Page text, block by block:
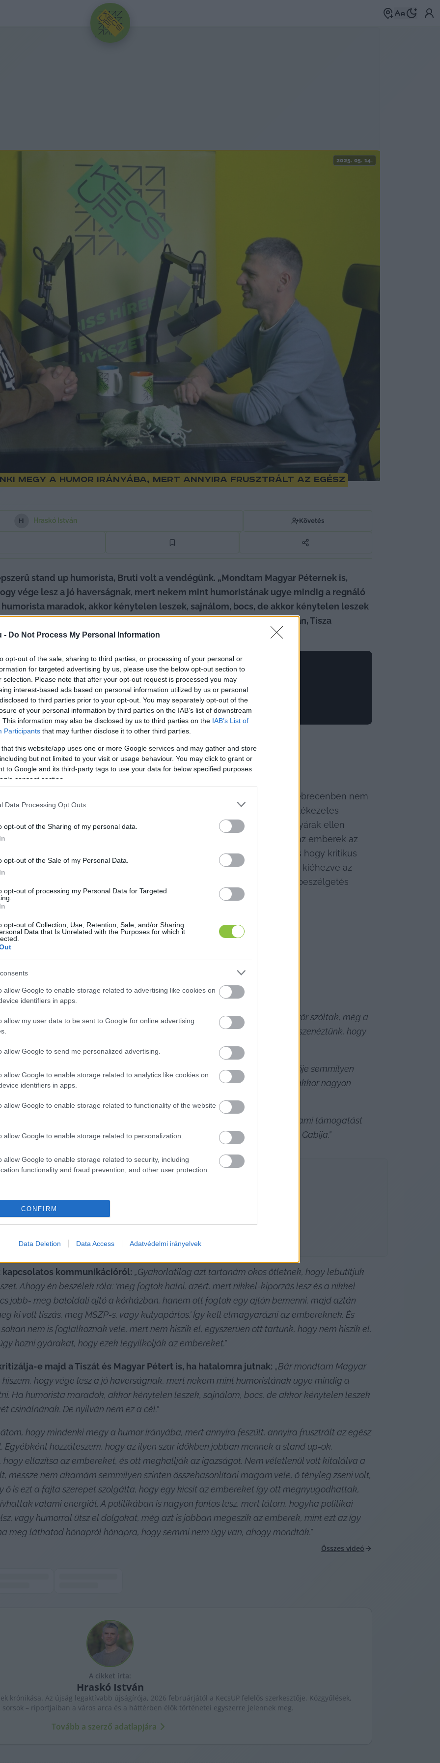
- Do Not Process My Personal Information
opt-out of the sale, sharing to third parties, or processing of your personal or
for targeted advertising by us, please use the below opt-out section to
selection. Please note that after your opt-out request is processed you may
interest-based ads based on personal information utilized by us or personal
to third parties prior to your opt-out. You may separately opt-out of the
of your personal information by third parties on the IAB’s list of downstream
This information may also be disclosed by us to third parties on the IAB’s List of
Participants that may further disclose it to other third parties.
that this website/app uses one or more Google services and may gather and store
but not limited to your visit or usage behaviour. You may click to grant or
to Google and its third-party tags to use your data for below specified purposes
consent section.
Data Processing Opt Outs
opt-out of the Sharing of my personal data.
opt-out of the Sale of my Personal Data.
opt-out of processing my Personal Data for Targeted
opt-out of Collection, Use, Retention, Sale, and/or Sharing
Data that Is Unrelated with the Purposes for which it
allow Google to enable storage related to advertising like cookies on
identifiers in apps.
allow my user data to be sent to Google for online advertising
allow Google to send me personalized advertising.
allow Google to enable storage related to analytics like cookies on
identifiers in apps.
allow Google to enable storage related to functionality of the website
allow Google to enable storage related to personalization.
allow Google to enable storage related to security, including
functionality and fraud prevention, and other user protection.
CONFIRM
Data Deletion Data Access Adatvédelmi irányelvek
HIRDETÉS
2025. 05. 14.
megy a humor irányába, mert annyira frusztrált az egész
HI Hraskó István Követés
stand up humorista, Bruti volt a vendégünk. „Mondtam Magyar Péternek is,
vége lesz a jó haverságnak, mert nekem mint humoristának ugye mindig a regnáló
maradok, akkor kénytelen leszek, sajnálom, bocs, de akkor kénytelen leszek
csinálnának. De nyilván nem ez a cél” – mondta azzal kapcsolatban, Tisza
és Magyar Pétert is, ha hatalomra jutnak.
belgiumi-hollandiai turnéjáról, arról, hogy nemrég szülővárosában, Debrecenben nem
felidéztük az EP-listavezetők tavalyi M1-es vitáján nyújtott emlékezetes
színeiben, megkérdeztük közéleti szerepvállalásáról, az akkumulátor-gyárak ellen
bele ennyire ebbe a témába és szerinte mennyire vannak tisztában az emberek az
került közel a Tisza Párthoz, lett alapítója egy Tisza szigetnek, és hogy kritikus
a 2026-os választásokon. A mai mindennapokban mennyire vannak kiéhezve az
magyar humorról is szót ejtett Tóth Imre Bruti. Az egyórás tartalmas beszélgetés
jótékonysági tevékenységéről is megkérdeztük.
a csodálatos emberek között, politikusok között, és hát jópofa volt, először szóltak, még a
ne vitázzunk egymással. Pont Magyar Péter állt mellettem, és akkor összenéztünk, hogy
„Sem tanulmányaim nem predesztinálnak arra, nem vagyok komoly szakértője semmilyen
én is, mondjuk a Tisza párt oligarchája, hogyha erre lenne majd szükség, akkor nagyon
Lölőtől. Mondjuk Andit nem, de a yachtot mindenképp, és eladnánk.”
tizenhetedik évet csinálom, ebből élek és meg tudok belőle élni. Állami támogatást
gondozott, nem vagyok a humor Nagy Ferója, akit támogatnak, vagy Tóth Gabija.”
HIRDETÉS
kommunikációról: „Gyakorlatilag azt tartanám okos ötletnek, hogy lebutítjuk
Ahogy én beszélek róla: ‘meg fogtok halni, azért, mert nikkel-kiporzás lesz és a nikkel
jobb- meg baloldali ajtó a kórházban, hanem ott fogtok egy ajtón bemenni, majd aztán
ki volt tiszás, meg MSZP-s, vagy kutyapártos.’ Így kell elmagyarázni az embereknek. És
nem is foglalkoznak vele, mert nem hiszik el, egyszerűen ott tartunk, hogy nem hiszik el,
hozni gyárakat, hogy ezek legyilkolják az embereket.”
e majd a Tiszát és Magyar Pétert is, ha hatalomra jutnak: „Bár mondtam Magyar
hogy vége lesz a jó haverságnak, mert nekem mint humoristának ugye mindig a
Ha humorista maradok, akkor kénytelen leszek, sajnálom, bocs, de akkor kénytelen leszek
csinálnának. De nyilván nem ez a cél.”
hogy mindenki megy a humor irányába, mert annyira feszült, annyira frusztrált az egész
Egyébként hozzáteszem, hogy az ilyen szar időkben jobban mennek a stand up-ok,
hogy ellazítsa az embereket, és ott meghallják az igazságot. Nem véletlenül volt kitalálva a
messze nem akarnám semmilyen szinten összehasonlítani magam vele, ő tényleg zseni volt,
ő is ezt a fajta szerepet szolgálta, hogy egy kicsit az embereket így ott megnyugodhattak,
valami energiát. A politikában is nagyon fontos lesz, mert látom, hogyha politikai
vagy humorral ütsz el dolgokat, még azt is jobban megeszik az emberek, mint ezt az így
meg láthatod hónapról hónapra, hogy semmi nem úgy van, ahogy mondták.”
Összes videó
A cikket írta:
Hraskó István
krónikása. Az újság legaktívabb újságírója, 2026 februárjától a KecsUP felelős szerkesztője. Közgyűlések,
– riportjaiban a város arca és a háttérben élők történetei egyszerre jelennek meg.
Tovább a szerző adatlapjára